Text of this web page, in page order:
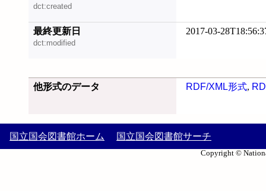
dct:created
最終更新日
dct:modified
2017-03-
他形式のデータ RDF/XML形式,
国立国会図書館ホーム 国立国会図書館サーチ
Copyright ©